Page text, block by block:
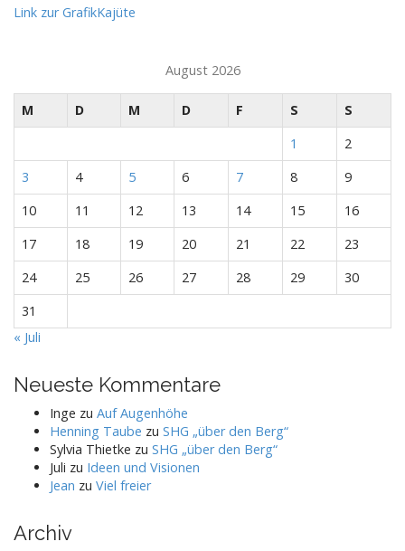
Link zur GrafikKajüte
August 2026
M D M D F S
S
1
2
3
4 5 6 7 8
9
10
11 12 13 14 15
16
17
18 19 20 21 22
23
24
25 26 27 28 29
30
31
« Juli
Neueste Kommentare
Inge zu Auf Augenhöhe
Henning Taube zu SHG „über den Berg“
Sylvia Thietke zu SHG „über den Berg“
Juli zu Ideen und Visionen
Jean zu Viel freier
Archiv